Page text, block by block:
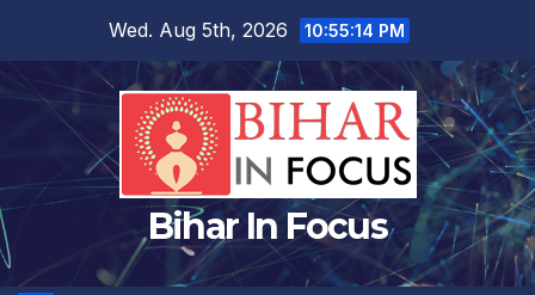
content
Wed. Aug 5th, 2026 10:55:15 PM
Bihar In Focus